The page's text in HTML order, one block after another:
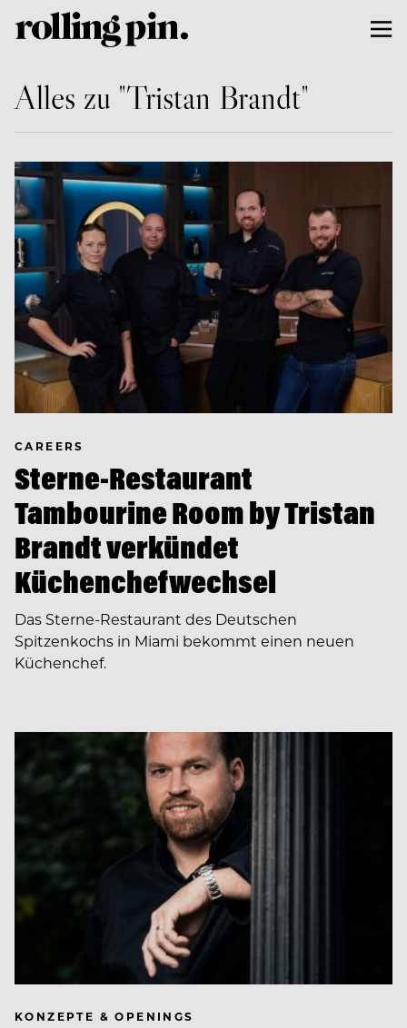
Alles zu "Tristan Brandt"
CAREERS
Sterne-Restaurant
Tambourine Room by Tristan
Brandt verkündet
Küchenchefwechsel
Das Sterne-Restaurant des Deutschen
Spitzenkochs in Miami bekommt einen neuen
Küchenchef.
KONZEPTE & OPENINGS